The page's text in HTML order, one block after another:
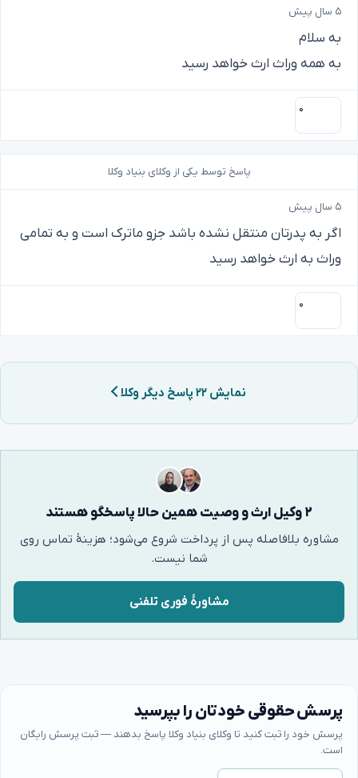
۵ سال پیش
به سلام
به همه وراث ارث خواهد رسید
۰
پاسخ توسط یکی از وکلای بنیاد وکلا
۵ سال پیش
اگر به پدرتان منتقل نشده باشد جزو ماترک است و به تمامی
وراث به ارث خواهد رسید
۰
نمایش ۲۲ پاسخ دیگر وکلا
۲ وکیل ارث و وصیت همین حالا پاسخگو هستند
مشاوره بلافاصله پس از پرداخت شروع می‌شود؛ هزینهٔ تماس روی
شما نیست.
مشاورهٔ فوری تلفنی
پرسش حقوقی خودتان را بپرسید
پرسش خود را ثبت کنید تا وکلای بنیاد وکلا پاسخ بدهند — ثبت پرسش رایگان
است.